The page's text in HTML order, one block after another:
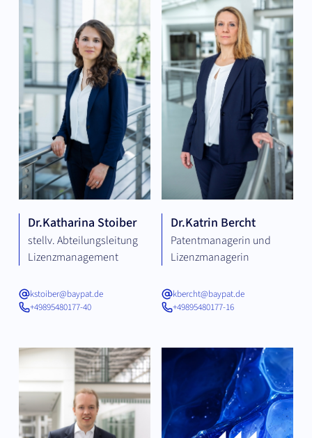
Dr.Katharina Stoiber
stellv. Abteilungsleitung
Lizenzmanagement
kstoiber@baypat.de
+49895480177-40
Dr.Katrin Bercht
Patentmanagerin und
Lizenzmanagerin
kbercht@baypat.de
+49895480177-16